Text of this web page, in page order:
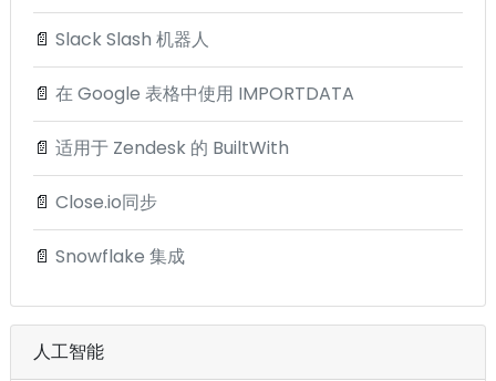
📄 Slack Slash 机器人
📄 在 Google 表格中使用 IMPORTDATA
📄 适用于 Zendesk 的 BuiltWith
📄 Close.io同步
📄 Snowflake 集成
人工智能